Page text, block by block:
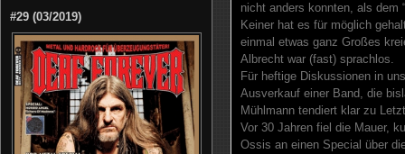
#29 (03/2019)
nicht anders konnten, als dem
Keiner hat es für möglich
einmal etwas ganz Großes
Albrecht war (fast) sprachlos.
Für heftige Diskussionen in
Ausverkauf einer Band, die
Mühlmann tendiert klar zu
Vor 30 Jahren fiel die Mauer,
Ossis an einen Special über